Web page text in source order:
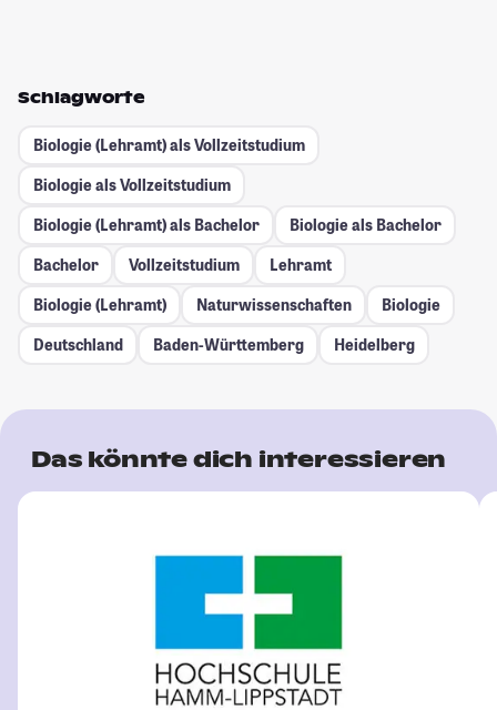
Schlagworte
Biologie (Lehramt) als Vollzeitstudium
Biologie als Vollzeitstudium
Biologie (Lehramt) als Bachelor
Biologie als Bachelor
Bachelor
Vollzeitstudium
Lehramt
Biologie (Lehramt)
Naturwissenschaften
Biologie
Deutschland
Baden-Württemberg Heidelberg
Das könnte dich interessieren